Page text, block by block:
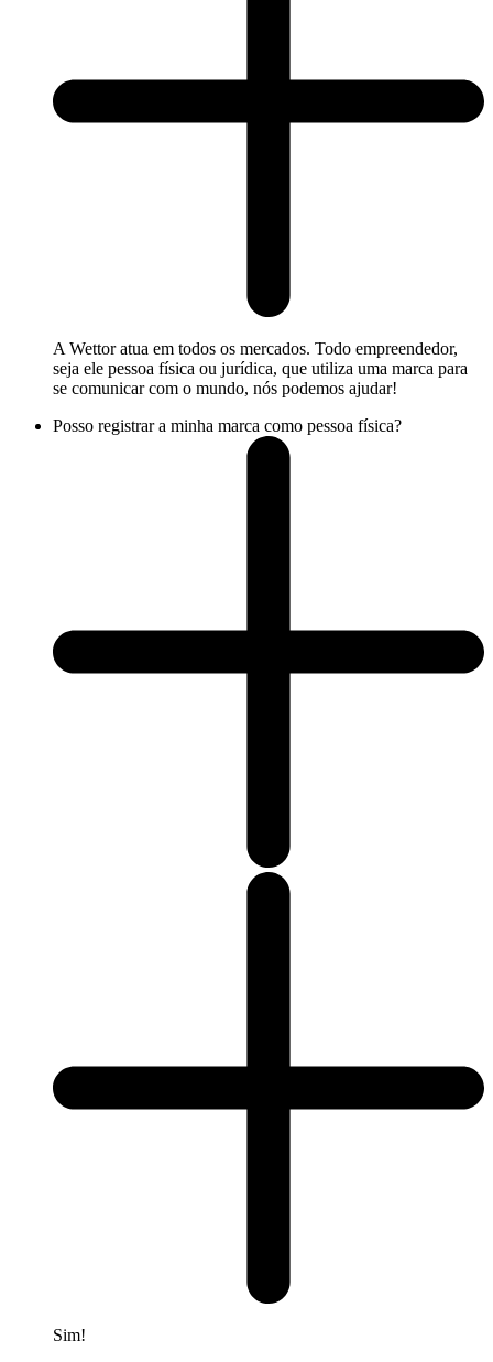
A Wettor atua em todos os mercados. Todo empreendedor,
seja ele pessoa física ou jurídica, que utiliza uma marca para
se comunicar com o mundo, nós podemos ajudar!
Posso registrar a minha marca como pessoa física?
Sim!